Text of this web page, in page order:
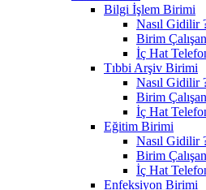
Bilgi İşlem Birimi
Nasıl Gidilir
Birim
İç Hat
Tıbbi Arşiv Birimi
Nasıl Gidilir
Birim
İç Hat
Eğitim Birimi
Nasıl Gidilir
Birim
İç Hat
Enfeksiyon Birimi